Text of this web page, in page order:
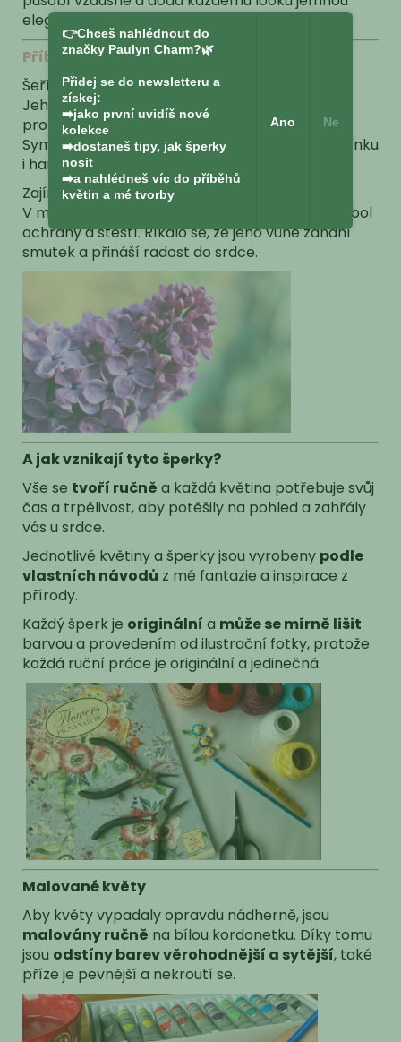
eleganci i poetickou duši.
Příběh šeříku
Šeřík je květinou, která v sobě nese něhu i sílu.
Jeho vůně připomíná jaro, čas nových začátků,
probouzející se lásky a radosti ze života.
Symbolizuje čistotu, první lásku, něžnou vzpomínku
i harmonii, která uklidňuje mysl a otevírá srdce.
Zajímavost o šeříku:
V minulosti se šeřík vysazoval u domů jako symbol
ochrany a štěstí. Říkalo se, že jeho vůně zahání
smutek a přináší radost do srdce.
A jak vznikají tyto šperky?
Vše se tvoří ručně a každá květina potřebuje svůj
čas a trpělivost, aby potěšily na pohled a zahřály
vás u srdce.
Jednotlivé květiny a šperky jsou vyrobeny podle
vlastních návodů z mé fantazie a inspirace z
přírody.
Každý šperk je originální a může se mírně lišit
barvou a provedením od ilustrační fotky, protože
každá ruční práce je originální a jedinečná.
Malované květy
Aby květy vypadaly opravdu nádherně, jsou
malovány ručně na bílou kordonetku. Díky tomu
jsou odstíny barev věrohodnější a sytější, také
příze je pevnější a nekroutí se.
👉Chceš nahlédnout do
značky Paulyn Charm?🌿
Přidej se do newsletteru a
získej:
➡️jako první uvidíš nové
kolekce
➡️dostaneš tipy, jak šperky
nosit
➡️a nahlédneš víc do příběhů
květin a mé tvorby
Ano Ne